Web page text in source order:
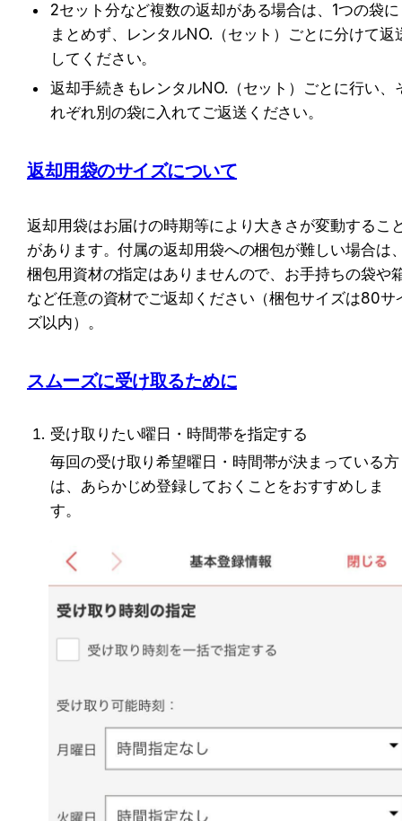
2セット分など複数の返却がある場合は、1つの袋に
まとめず、レンタルNO.（セット）ごとに分けて返
してください。
返却手続きもレンタルNO.（セット）ごとに行い、
れぞれ別の袋に入れてご返送ください。
返却用袋のサイズについて
返却用袋はお届けの時期等により大きさが変動するこ
があります。付属の返却用袋への梱包が難しい場合は
梱包用資材の指定はありませんので、お手持ちの袋や
など任意の資材でご返却ください（梱包サイズは80サ
ズ以内）。
スムーズに受け取るために
受け取りたい曜日・時間帯を指定する
毎回の受け取り希望曜日・時間帯が決まっている方
は、あらかじめ登録しておくことをおすすめしま
す。